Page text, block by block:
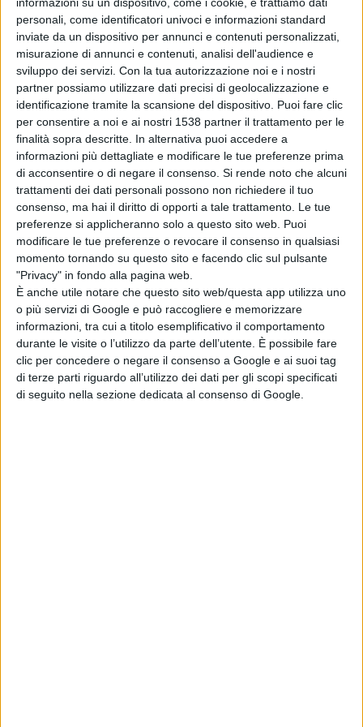
personali, come identificatori univoci e informazioni standard
inviate da un dispositivo per annunci e contenuti personalizzati,
misurazione di annunci e contenuti, analisi dell'audience e
sviluppo dei servizi. Con la tua autorizzazione noi e i nostri
partner possiamo utilizzare dati precisi di geolocalizzazione e
identificazione tramite la scansione del dispositivo. Puoi fare clic
per consentire a noi e ai nostri 1538 partner il trattamento per le
finalità sopra descritte. In alternativa puoi accedere a
informazioni più dettagliate e modificare le tue preferenze prima
di acconsentire o di negare il consenso. Si rende noto che alcuni
trattamenti dei dati personali possono non richiedere il tuo
consenso, ma hai il diritto di opporti a tale trattamento. Le tue
preferenze si applicheranno solo a questo sito web. Puoi
modificare le tue preferenze o revocare il consenso in qualsiasi
momento tornando su questo sito e facendo clic sul pulsante
"Privacy" in fondo alla pagina web.
È anche utile notare che questo sito web/questa app utilizza uno
o più servizi di Google e può raccogliere e memorizzare
informazioni, tra cui a titolo esemplificativo il comportamento
durante le visite o l’utilizzo da parte dell’utente. È possibile fare
clic per concedere o negare il consenso a Google e ai suoi tag
di terze parti riguardo all’utilizzo dei dati per gli scopi specificati
di seguito nella sezione dedicata al consenso di Google.
imprevedibili ad ogni pallone che gioca, mettendo i
compagni sempre in condizione di far gol, e spesso
come se non potesse farne a meno li realizza anche lui.
Ventiquattro anni sono passati dal suo esordio in
serie A il 26 Marzo del 1993quando a soli 16 anni fu
mandato in campo dal grande maestro Vujadin Boskov.
Vinse il campionato del mondo con la Nazionale Italiana
nel 2006, coronando il sogno di ogni calciatore. Un
ragazzo ormai non più tanto ragazzo, ma un uomo con
la faccia pulita ancora da "pupone" appunto, che ha
fatto della sua famiglia, del calcio e della sua Roma le
uniche ragioni di vita senza mai separarsi da nessuna
delle tre, anche quando alla Roma arrivavano offerte
faraoniche per portarlo lontano dalle rive del Tevere.